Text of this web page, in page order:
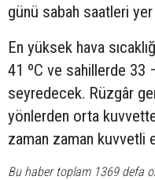
günü sabah saatleri
En yüksek hava
41 ºC ve sahillerde 33
seyredecek. Rüzgâr
yönlerden orta
zaman zaman kuvvetli
Bu haber toplam 1369 defa